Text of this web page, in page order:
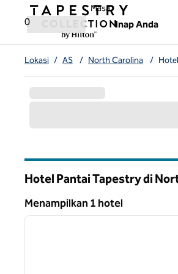
Lompati ke Konten
0
Masa
Inap Anda
,Membuka tab baru
Lokasi / AS / North Carolina /
Hotel Pantai Tapestry di
Menampilkan 1 hotel
Menampilkan 1 hotel
1 dari 12